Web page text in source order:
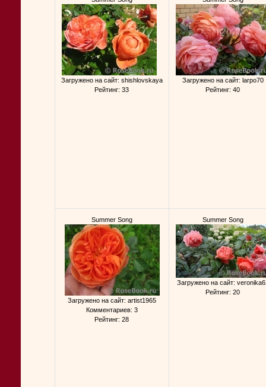
Загружено на сайт: shishlovskaya
Рейтинг: 33
Загружено на сайт: larpo70
Рейтинг: 40
Summer Song
Загружено на сайт: artist1965
Комментариев: 3
Рейтинг: 28
Summer Song
Загружено на сайт:
Рейтинг: 20